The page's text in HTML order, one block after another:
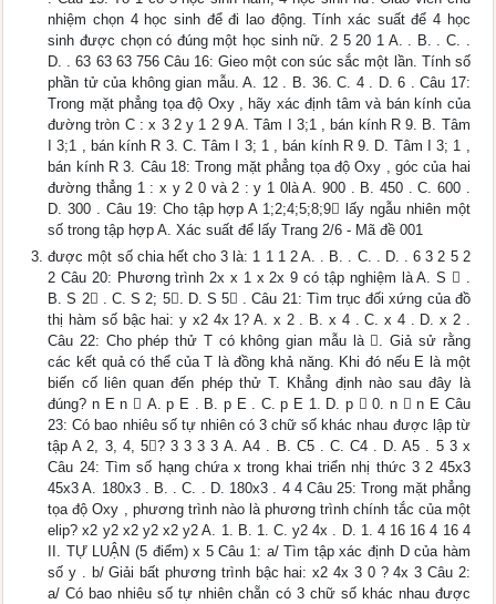
nhiệm chọn 4 học sinh để đi lao động. Tính xác suất để 4 học
sinh được chọn có đúng một học sinh nữ. 2 5 20 1 A. . B. . C. .
D. . 63 63 63 756 Câu 16: Gieo một con súc sắc một lần. Tính số
phần tử của không gian mẫu. A. 12 . B. 36. C. 4 . D. 6 . Câu 17:
Trong mặt phẳng tọa độ Oxy , hãy xác định tâm và bán kính của
đường tròn C : x 3 2 y 1 2 9 A. Tâm I 3;1 , bán kính R 9. B. Tâm
I 3;1 , bán kính R 3. C. Tâm I 3; 1 , bán kính R 9. D. Tâm I 3; 1 ,
bán kính R 3. Câu 18: Trong mặt phẳng tọa độ Oxy , góc của hai
đường thẳng 1 : x y 2 0 và 2 : y 1 0là A. 900 . B. 450 . C. 600 .
D. 300 . Câu 19: Cho tập hợp A 1;2;4;5;8;9 lấy ngẫu nhiên một
số trong tập hợp A. Xác suất để lấy Trang 2/6 - Mã đề 001
được một số chia hết cho 3 là: 1 1 1 2 A. . B. . C. . D. . 6 3 2 5 2
2 Câu 20: Phương trình 2x x 1 x 2x 9 có tập nghiệm là A. S  .
B. S 2 . C. S 2; 5. D. S 5 . Câu 21: Tìm trục đối xứng của đồ
thị hàm số bậc hai: y x2 4x 1? A. x 2 . B. x 4 . C. x 4 . D. x 2 .
Câu 22: Cho phép thử T có không gian mẫu là . Giả sử rằng
các kết quả có thể của T là đồng khả năng. Khi đó nếu E là một
biến cố liên quan đến phép thử T. Khẳng định nào sau đây là
đúng? n E n  A. p E . B. p E . C. p E 1. D. p  0. n  n E Câu
23: Có bao nhiêu số tự nhiên có 3 chữ số khác nhau được lập từ
tập A 2, 3, 4, 5? 3 3 3 3 A. A4 . B. C5 . C. C4 . D. A5 . 5 3 x
Câu 24: Tìm số hạng chứa x trong khai triển nhị thức 3 2 45x3
45x3 A. 180x3 . B. . C. . D. 180x3 . 4 4 Câu 25: Trong mặt phẳng
tọa độ Oxy , phương trình nào là phương trình chính tắc của một
elip? x2 y2 x2 y2 x2 y2 A. 1. B. 1. C. y2 4x . D. 1. 4 16 16 4 16 4
II. TỰ LUẬN (5 điểm) x 5 Câu 1: a/ Tìm tập xác định D của hàm
số y . b/ Giải bất phương trình bậc hai: x2 4x 3 0 ? 4x 3 Câu 2:
a/ Có bao nhiêu số tự nhiên chẵn có 3 chữ số khác nhau được